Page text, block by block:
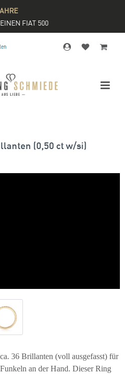
FIAT 500
(0,50 ct w/si)
36 Brillanten (voll ausgefasst) für
an der Hand. Dieser Ring